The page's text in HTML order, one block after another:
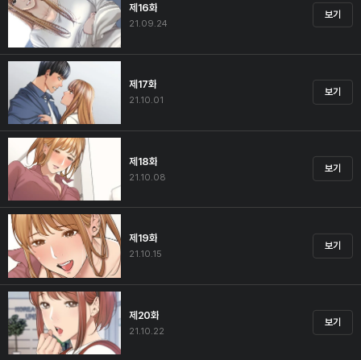
제16화
21.09.24
보기
제17화
21.10.01
보기
제18화
21.10.08
보기
제19화
21.10.15
보기
제20화
21.10.22
보기